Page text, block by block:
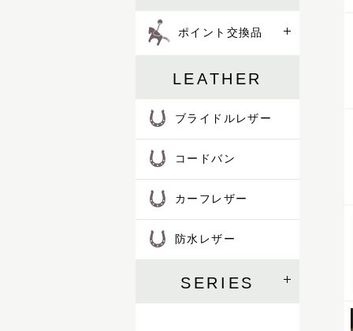
ポイント交換品
LEATHER
ブライドルレザー
コードバン
カーフレザー
防水レザー
SERIES